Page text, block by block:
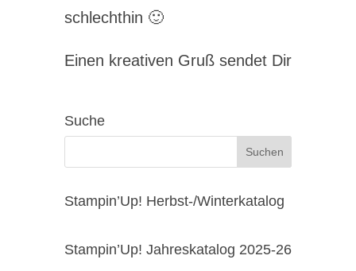
schlechthin 🙂
Einen kreativen Gruß sendet Dir
Suche
Stampin’Up! Herbst-/Winterkatalog
Stampin’Up! Jahreskatalog 2025-26